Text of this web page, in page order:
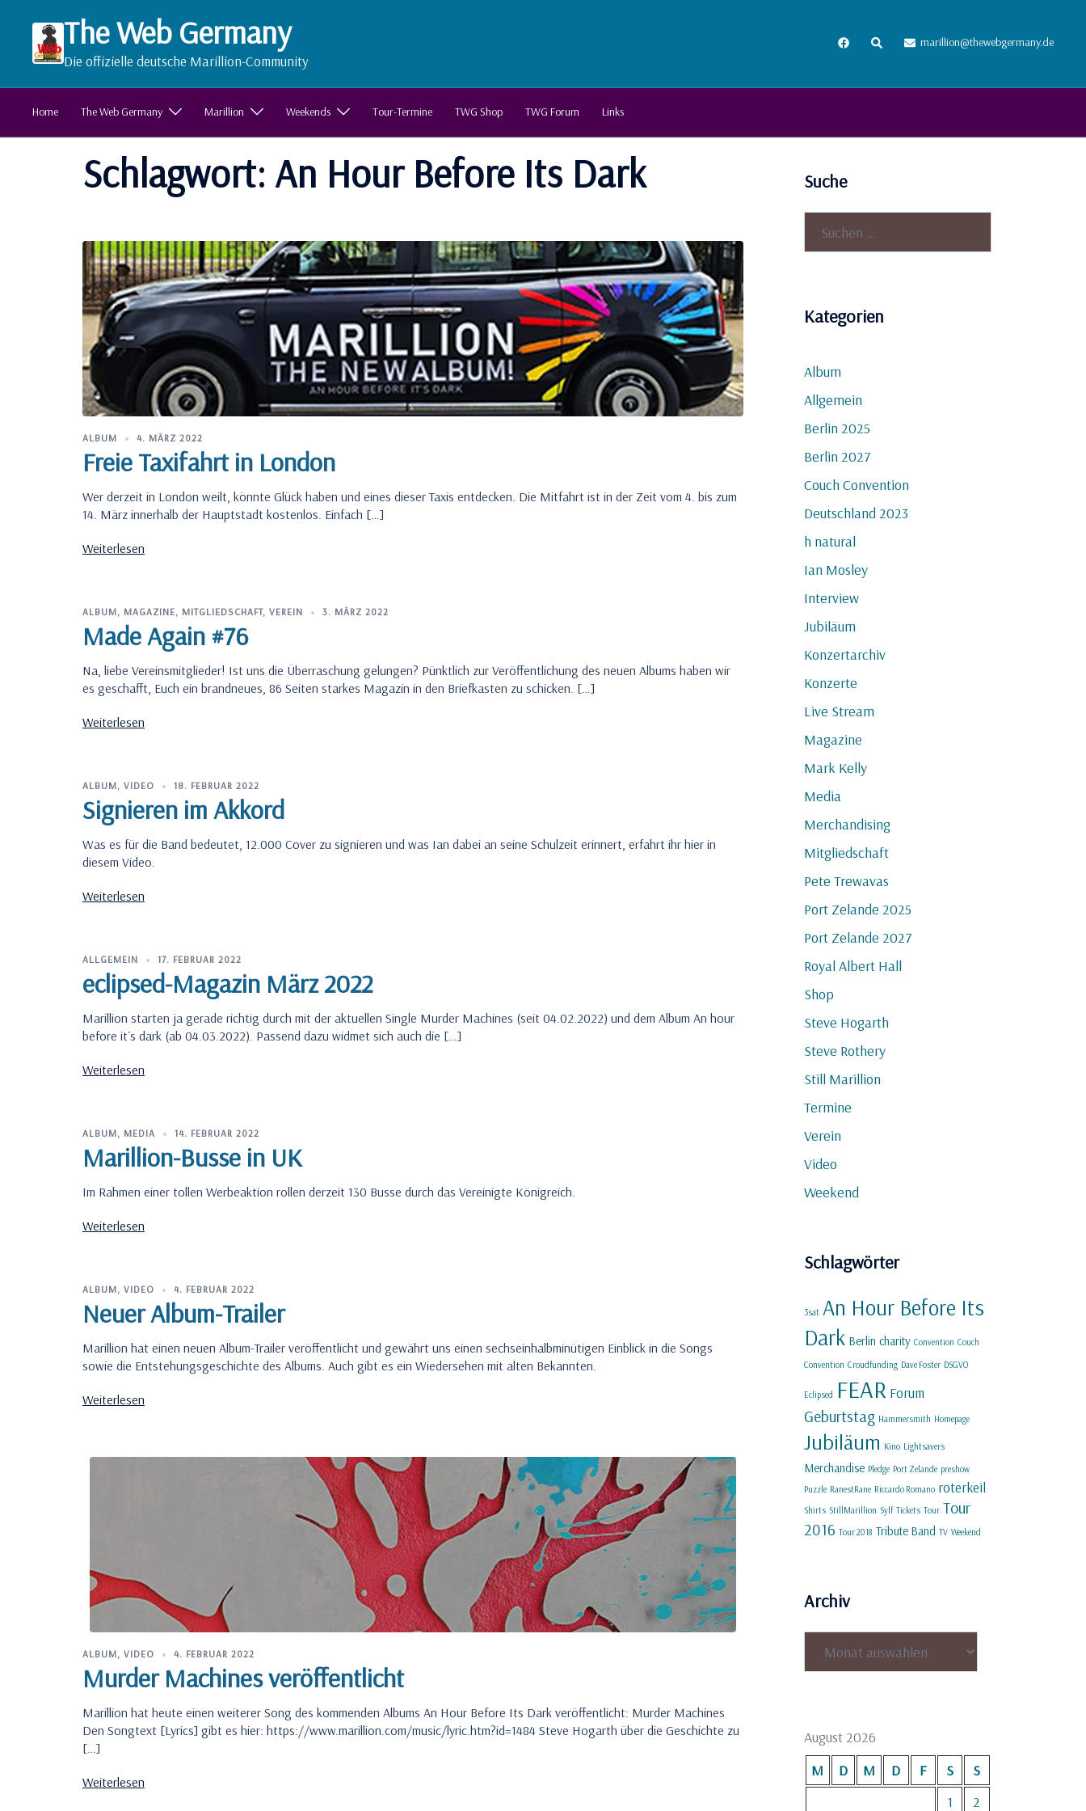
Inhalt
springen
The Web Germany
Die offizielle deutsche Marillion-Community
Suche marillion@thewebgermany.de
Home The Web Germany Marillion Weekends Tour-Termine TWG Shop TWG Forum Links
Schlagwort: An Hour Before Its Dark
ALBUM 4. MÄRZ 2022
Freie Taxifahrt in London
Wer derzeit in London weilt, könnte Glück haben und eines dieser Taxis entdecken. Die Mitfahrt ist in der Zeit vom 4. bis zum
14. März innerhalb der Hauptstadt kostenlos. Einfach […]
Weiterlesen
ALBUM, MAGAZINE, MITGLIEDSCHAFT, VEREIN 3. MÄRZ 2022
Made Again #76
Na, liebe Vereinsmitglieder! Ist uns die Überraschung gelungen? Pünktlich zur Veröffentlichung des neuen Albums haben wir
es geschafft, Euch ein brandneues, 86 Seiten starkes Magazin in den Briefkasten zu schicken. […]
Weiterlesen
ALBUM, VIDEO 18. FEBRUAR 2022
Signieren im Akkord
Was es für die Band bedeutet, 12.000 Cover zu signieren und was Ian dabei an seine Schulzeit erinnert, erfahrt ihr hier in
diesem Video.
Weiterlesen
ALLGEMEIN 17. FEBRUAR 2022
eclipsed-Magazin März 2022
Marillion starten ja gerade richtig durch mit der aktuellen Single Murder Machines (seit 04.02.2022) und dem Album An hour
before it´s dark (ab 04.03.2022). Passend dazu widmet sich auch die […]
Weiterlesen
ALBUM, MEDIA 14. FEBRUAR 2022
Marillion-Busse in UK
Im Rahmen einer tollen Werbeaktion rollen derzeit 130 Busse durch das Vereinigte Königreich.
Weiterlesen
ALBUM, VIDEO 4. FEBRUAR 2022
Neuer Album-Trailer
Marillion hat einen neuen Album-Trailer veröffentlicht und gewährt uns einen sechseinhalbminütigen Einblick in die Songs
sowie die Entstehungsgeschichte des Albums. Auch gibt es ein Wiedersehen mit alten Bekannten.
Weiterlesen
ALBUM, VIDEO 4. FEBRUAR 2022
Murder Machines veröffentlicht
Marillion hat heute einen weiterer Song des kommenden Albums An Hour Before Its Dark veröffentlicht: Murder Machines
Den Songtext [Lyrics] gibt es hier: https://www.marillion.com/music/lyric.htm?id=1484 Steve Hogarth über die Geschichte zu
[…]
Weiterlesen
Suche
nach:
Kategorien
Album
Allgemein
Berlin 2025
Berlin 2027
Couch Convention
Deutschland 2023
h natural
Ian Mosley
Interview
Jubiläum
Konzertarchiv
Konzerte
Live Stream
Magazine
Mark Kelly
Media
Merchandising
Mitgliedschaft
Pete Trewavas
Port Zelande 2025
Port Zelande 2027
Royal Albert Hall
Shop
Steve Hogarth
Steve Rothery
Still Marillion
Termine
Verein
Video
Weekend
Schlagwörter
3sat An Hour Before Its
Dark Berlin charity Convention Couch
Convention Croudfunding Dave Foster DSGVO
Eclipsed FEAR Forum
Geburtstag Hammersmith Homepage
Jubiläum Kino Lightsavers
Merchandise Pledge Port Zelande preshow
Puzzle RanestRane Riccardo Romano roterkeil
Shirts StillMarillion Sylf Tickets Tour Tour
2016 Tour 2018 Tribute Band TV Weekend
Archiv
August 2026
M
D M D F S
S
1
2